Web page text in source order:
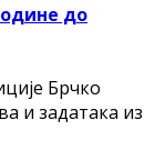
до
Брчко
и задатака из